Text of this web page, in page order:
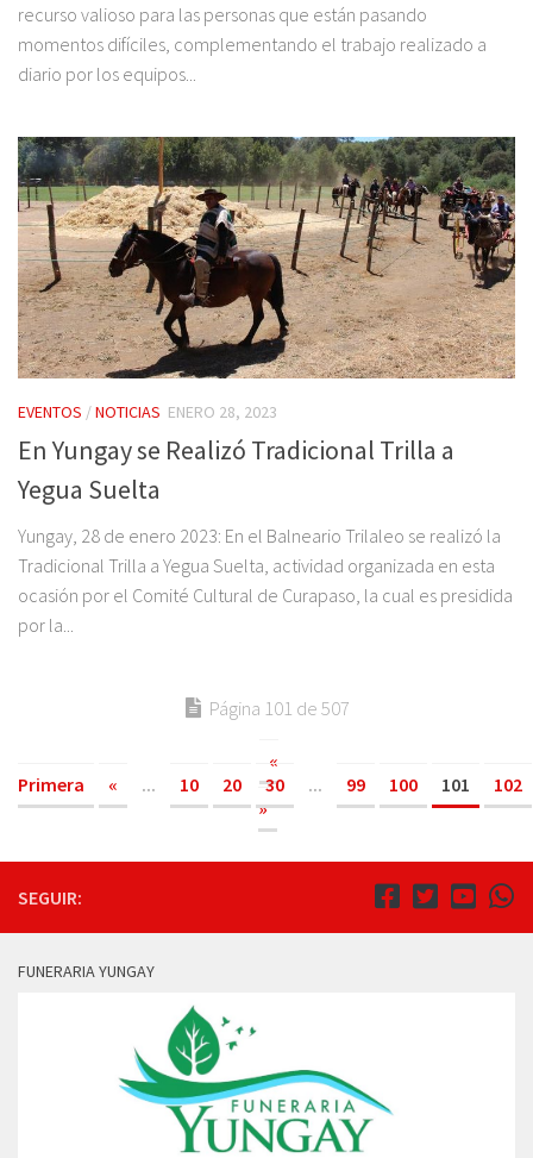
recurso valioso para las personas que están pasando
momentos difíciles, complementando el trabajo realizado a
diario por los equipos...
EVENTOS /NOTICIAS ENERO 28, 2023
En Yungay se Realizó Tradicional Trilla a
Yegua Suelta
Yungay, 28 de enero 2023: En el Balneario Trilaleo se realizó la
Tradicional Trilla a Yegua Suelta, actividad organizada en esta
ocasión por el Comité Cultural de Curapaso, la cual es presidida
por la...
Página 101 de 507
«
Primera
« ... 10 20 30 ... 99 100 101
102
»
SEGUIR:
FUNERARIA YUNGAY